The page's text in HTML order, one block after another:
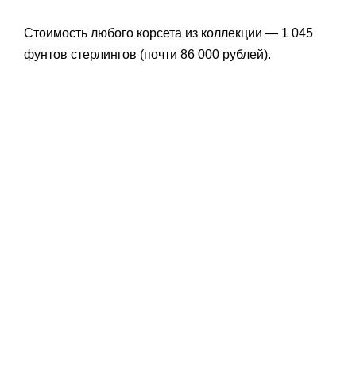
Стоимость любого корсета из коллекции — 1 045
фунтов стерлингов (почти 86 000 рублей).